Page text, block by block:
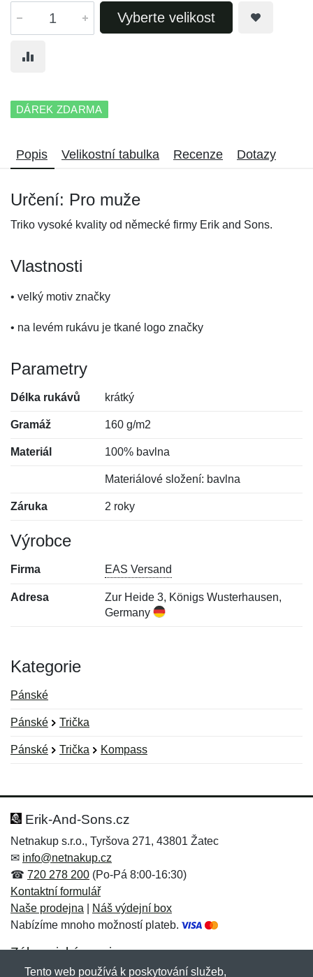
Vyberte velikost
DÁREK ZDARMA
Popis Velikostní tabulka Recenze Dotazy
Určení: Pro muže
Triko vysoké kvality od německé firmy Erik and Sons.
Vlastnosti
• velký motiv značky
• na levém rukávu je tkané logo značky
Parametry
Délka rukávů krátký
Gramáž 160 g/m2
Materiál 100% bavlna
Materiálové složení: bavlna
Záruka 2 roky
Výrobce
Firma EAS Versand
Adresa
Zur Heide 3, Königs Wusterhausen,
Germany
Kategorie
Pánské
Pánské Trička
Pánské Trička Kompass
Hodnocení:
Jméno: *
Jméno:
E-mail:*
Erik-And-Sons.cz
Netnakup s.r.o., Tyršova 271, 43801 Žatec
✉ info@netnakup.cz
☎ 720 278 200 (Po-Pá 8:00-16:30)
Kontaktní formulář
Naše prodejna
Náš výdejní box
Nabízíme mnoho možností plateb.
Zákaznický servis
Novinky emailem
Tento web používá k poskytování služeb,